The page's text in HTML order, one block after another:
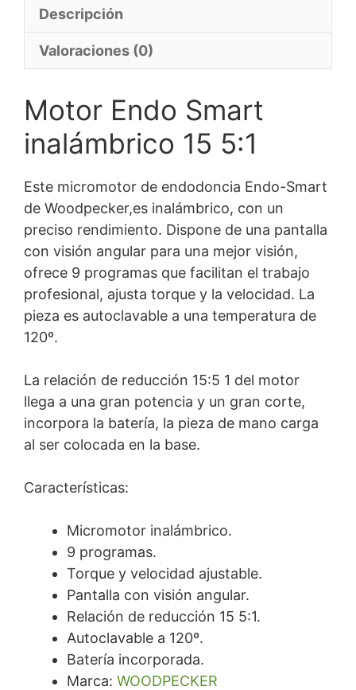
Descripción
Valoraciones (0)
Motor Endo Smart
inalámbrico 15 5:1
Este micromotor de endodoncia Endo-Smart
de Woodpecker,es inalámbrico, con un
preciso rendimiento. Dispone de una pantalla
con visión angular para una mejor visión,
ofrece 9 programas que facilitan el trabajo
profesional, ajusta torque y la velocidad. La
pieza es autoclavable a una temperatura de
120º.
La relación de reducción 15:5 1 del motor
llega a una gran potencia y un gran corte,
incorpora la batería, la pieza de mano carga
al ser colocada en la base.
Características:
Micromotor inalámbrico.
9 programas.
Torque y velocidad ajustable.
Pantalla con visión angular.
Relación de reducción 15 5:1.
Autoclavable a 120º.
Batería incorporada.
Marca: WOODPECKER